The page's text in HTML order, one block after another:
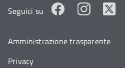
Seguici su
Amministrazione trasparente
Privacy